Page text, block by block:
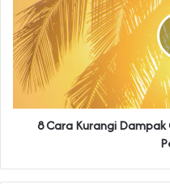
8 Cara Kurangi Dampak